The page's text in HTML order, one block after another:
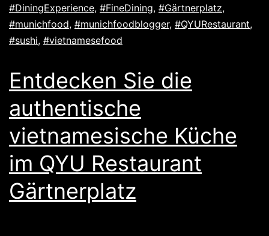
#DiningExperience, #FineDining, #Gärtnerplatz,
#munichfood, #munichfoodblogger, #QYURestaurant,
#sushi, #vietnamesefood
Entdecken Sie die
authentische
vietnamesische Küche
im QYU Restaurant
Gärtnerplatz